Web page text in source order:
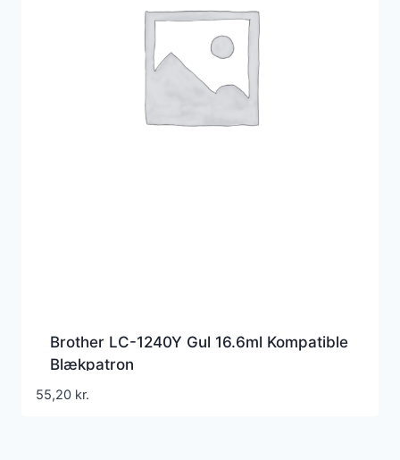
Brother LC-1240Y Gul 16.6ml Kompatible
Blækpatron
55,20 kr.